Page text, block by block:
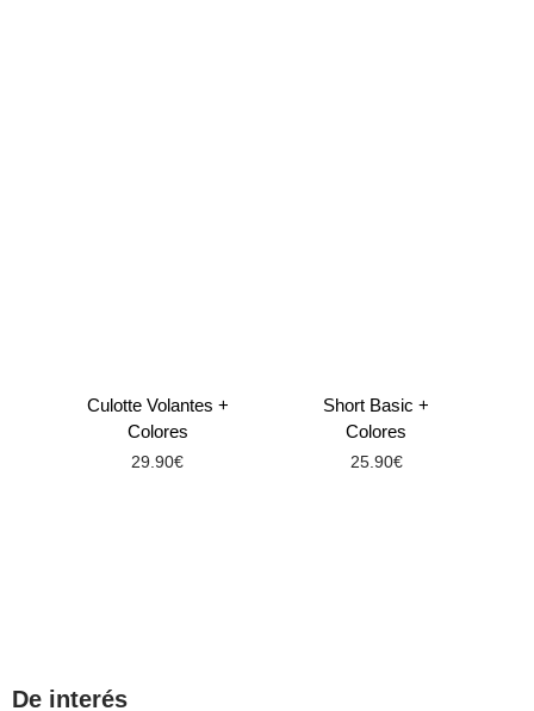
Culotte Volantes +
Colores
29.90€
Short Basic +
Colores
25.90€
De interés